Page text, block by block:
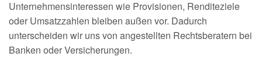
Unternehmensinteressen wie Provisionen, Renditeziele
oder Umsatzzahlen bleiben außen vor. Dadurch
unterscheiden wir uns von angestellten Rechtsberatern bei
Banken oder Versicherungen.